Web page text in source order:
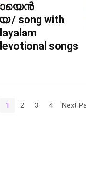
song with
songs
1 2 3 4 Next